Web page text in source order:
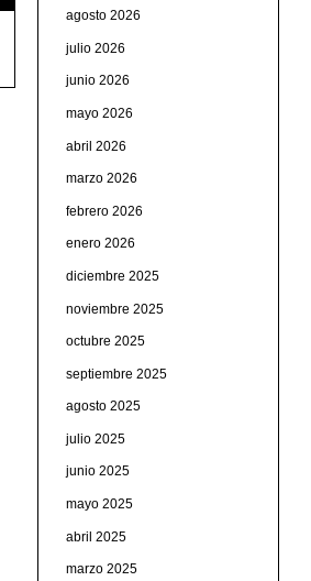
agosto 2026
julio 2026
junio 2026
mayo 2026
abril 2026
marzo 2026
febrero 2026
enero 2026
diciembre 2025
noviembre 2025
octubre 2025
septiembre 2025
agosto 2025
julio 2025
junio 2025
mayo 2025
abril 2025
marzo 2025